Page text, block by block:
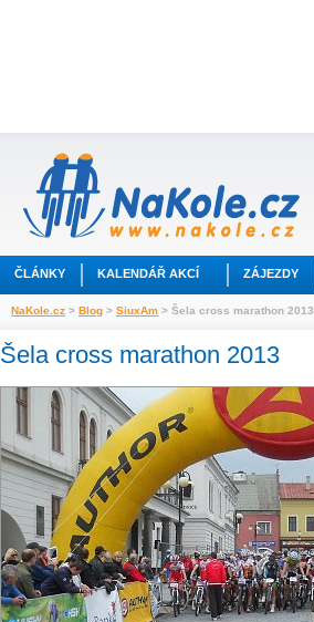
ČLÁNKY KALENDÁŘ AKCÍ ZÁJEZDY
NaKole.cz > Blog > SiuxAm > Šela cross marathon 2013
Šela cross marathon 2013